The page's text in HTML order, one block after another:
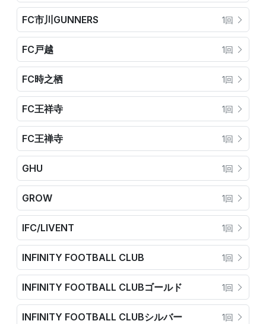
FC市川GUNNERS 1回
FC戸越 1回
FC時之栖 1回
FC王祥寺 1回
FC王禅寺 1回
GHU 1回
GROW 1回
IFC/LIVENT 1回
INFINITY FOOTBALL CLUB 1回
INFINITY FOOTBALL CLUBゴールド 1回
INFINITY FOOTBALL CLUBシルバー 1回